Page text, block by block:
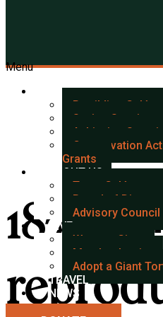
Menu
OUR IMPACT
Rewilding
Saving Species
Achieving
Conservation
Grants
ABOUT US
Team Galápagos
Board of Directors
Advisory Council
GIVE
Ways to Give
Member Login
Adopt a Giant
TRAVEL
NEWS
187